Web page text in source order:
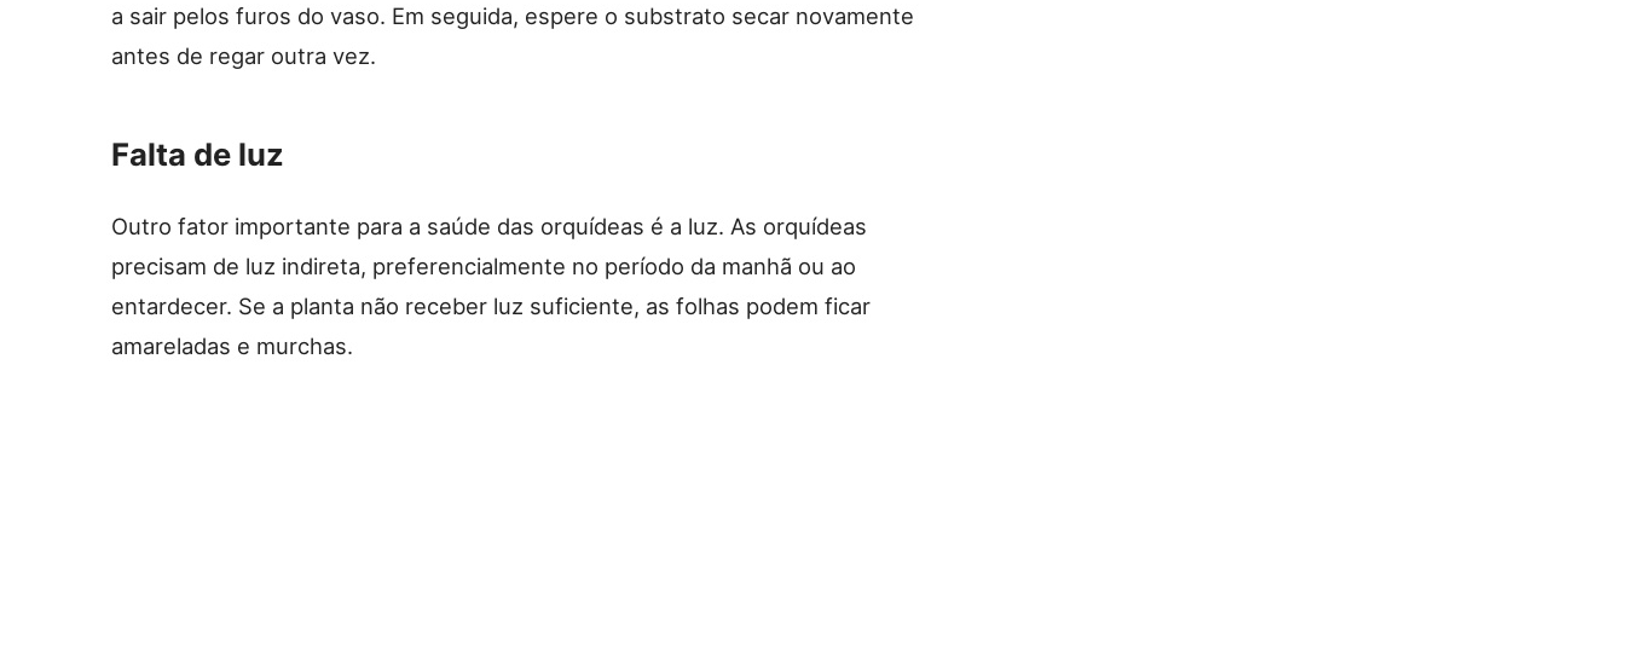
a sair pelos furos do vaso. Em seguida, espere o substrato secar novamente
antes de regar outra vez.
Falta de luz
Outro fator importante para a saúde das orquídeas é a luz. As orquídeas
precisam de luz indireta, preferencialmente no período da manhã ou ao
entardecer. Se a planta não receber luz suficiente, as folhas podem ficar
amareladas e murchas.